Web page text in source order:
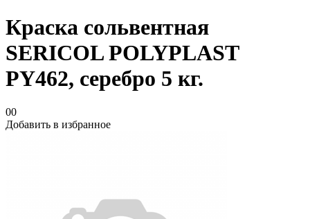
Краска сольвентная
SERICOL POLYPLAST
PY462, серебро 5 кг.
00
Добавить в избранное